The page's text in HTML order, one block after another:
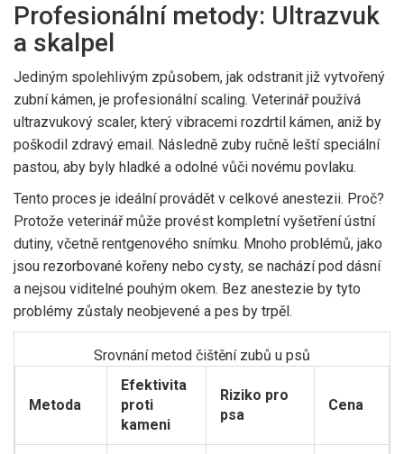
Profesionální metody: Ultrazvuk
a skalpel
Jediným spolehlivým způsobem, jak odstranit již vytvořený
zubní kámen, je profesionální scaling. Veterinář používá
ultrazvukový scaler, který vibracemi rozdrtil kámen, aniž by
poškodil zdravý email. Následně zuby ručně leští speciální
pastou, aby byly hladké a odolné vůči novému povlaku.
Tento proces je ideální provádět v celkové anestezii. Proč?
Protože veterinář může provést kompletní vyšetření ústní
dutiny, včetně rentgenového snímku. Mnoho problémů, jako
jsou rezorbované kořeny nebo cysty, se nachází pod dásní
a nejsou viditelné pouhým okem. Bez anestezie by tyto
problémy zůstaly neobjevené a pes by trpěl.
Srovnání metod čištění zubů u psů
Metoda
Efektivita
proti
kameni
Riziko pro
psa
Cena